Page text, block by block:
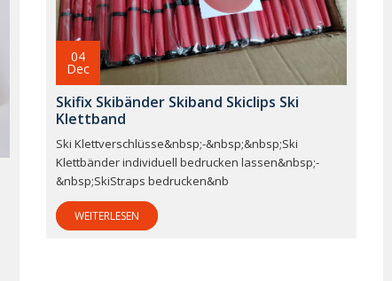
04
Dec
Skifix Skibänder Skiband Skiclips Ski
Klettband
Ski Klettverschlüsse&nbsp;-&nbsp;&nbsp;Ski
Klettbänder individuell bedrucken lassen&nbsp;-
&nbsp;SkiStraps bedrucken&nb
WEITERLESEN